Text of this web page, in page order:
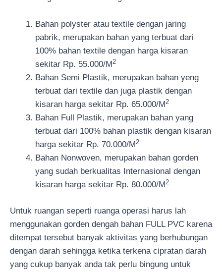
Bahan polyster atau textile dengan jaring
pabrik, merupakan bahan yang terbuat dari
100% bahan textile dengan harga kisaran
sekitar Rp. 55.000/M 2
Bahan Semi Plastik, merupakan bahan yeng
terbuat dari textile dan juga plastik dengan
kisaran harga sekitar Rp. 65.000/M 2
Bahan Full Plastik, merupakan bahan yang
terbuat dari 100% bahan plastik dengan kisaran
harga sekitar Rp. 70.000/M 2
Bahan Nonwoven, merupakan bahan gorden
yang sudah berkualitas Internasional dengan
kisaran harga sekitar Rp. 80.000/M 2
Untuk ruangan seperti ruanga operasi harus lah
menggunakan gorden dengah bahan FULL PVC karena
ditempat tersebut banyak aktivitas yang berhubungan
dengan darah sehingga ketika terkena cipratan darah
yang cukup banyak anda tak perlu bingung untuk